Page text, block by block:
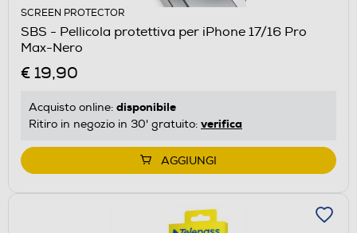
SCREEN PROTECTOR
SBS - Pellicola protettiva per iPhone 17/16 Pro
Max-Nero
€ 19,90
Acquisto online: disponibile
Ritiro in negozio in 30' gratuito: verifica
AGGIUNGI